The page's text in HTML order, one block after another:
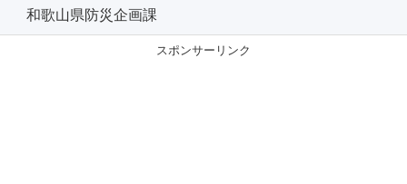
和歌山県防災企画課
スポンサーリンク